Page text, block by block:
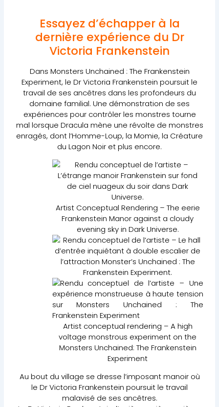
Essayez d’échapper à la
dernière expérience du Dr
Victoria Frankenstein
Dans Monsters Unchained : The Frankenstein
Experiment, le Dr Victoria Frankenstein poursuit le
travail de ses ancêtres dans les profondeurs du
domaine familial. Une démonstration de ses
expériences pour contrôler les monstres tourne
mal lorsque Dracula mène une révolte de monstres
enragés, dont l’Homme-Loup, la Momie, la Créature
du Lagon Noir et plus encore.
Artist Conceptual Rendering – The eerie
Frankenstein Manor against a cloudy
evening sky in Dark Universe.
Artist conceptual rendering – A high
voltage monstrous experiment on the
Monsters Unchained: The Frankenstein
Experiment
Au bout du village se dresse l’imposant manoir où
le Dr Victoria Frankenstein poursuit le travail
malavisé de ses ancêtres.